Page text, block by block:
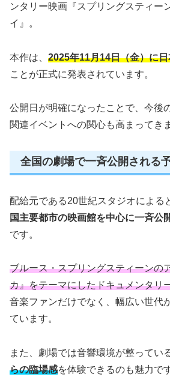
ンタリー映画『スプリングスティー
イ』。
本作は、 2025年11月14日（金）に
ことが正式に発表されています。
公開日が明確になったことで、今後
関連イベントへの関心も高まってき
全国の劇場で一斉公開される
配給元である20世紀スタジオによる
国主要都市の映画館を中心に一斉公
です。
ブルース・スプリングスティーンの
カ』をテーマにしたドキュメンタリ
音楽ファンだけでなく、幅広い世代
ています。
また、劇場では音響環境が整ってい
らの臨場感を体験できるのも魅力で